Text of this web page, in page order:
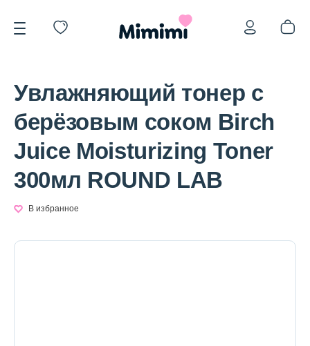
*OVERSTOCK -30%
Уход за лицом
Увлажняющий тонер с
берёзовым соком Birch
Juice Moisturizing Toner
300мл ROUND LAB
В избранное